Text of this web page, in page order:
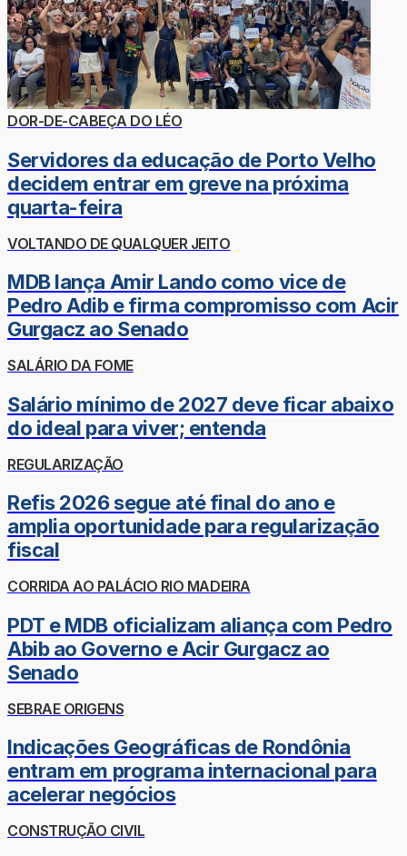
DOR-DE-CABEÇA DO LÉO
Servidores da educação de Porto Velho
decidem entrar em greve na próxima
quarta-feira
VOLTANDO DE QUALQUER JEITO
MDB lança Amir Lando como vice de
Pedro Adib e firma compromisso com Acir
Gurgacz ao Senado
SALÁRIO DA FOME
Salário mínimo de 2027 deve ficar abaixo
do ideal para viver; entenda
REGULARIZAÇÃO
Refis 2026 segue até final do ano e
amplia oportunidade para regularização
fiscal
CORRIDA AO PALÁCIO RIO MADEIRA
PDT e MDB oficializam aliança com Pedro
Abib ao Governo e Acir Gurgacz ao
Senado
SEBRAE ORIGENS
Indicações Geográficas de Rondônia
entram em programa internacional para
acelerar negócios
CONSTRUÇÃO CIVIL